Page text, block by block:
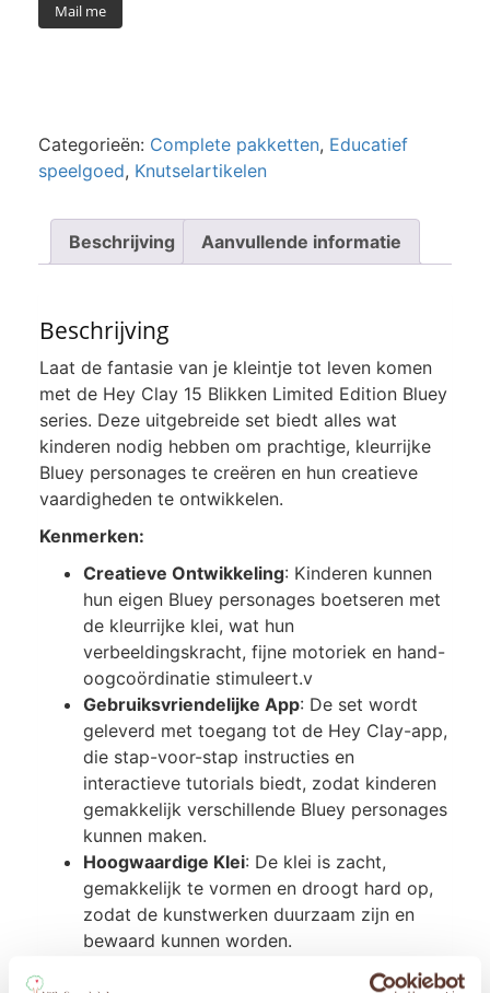
Mail me
Categorieën: Complete pakketten, Educatief
speelgoed, Knutselartikelen
Beschrijving Aanvullende informatie
Beschrijving
Laat de fantasie van je kleintje tot leven komen
met de Hey Clay 15 Blikken Limited Edition Bluey
series. Deze uitgebreide set biedt alles wat
kinderen nodig hebben om prachtige, kleurrijke
Bluey personages te creëren en hun creatieve
vaardigheden te ontwikkelen.
Kenmerken:
Creatieve Ontwikkeling: Kinderen kunnen
hun eigen Bluey personages boetseren met
de kleurrijke klei, wat hun
verbeeldingskracht, fijne motoriek en hand-
oogcoördinatie stimuleert.v
Gebruiksvriendelijke App: De set wordt
geleverd met toegang tot de Hey Clay-app,
die stap-voor-stap instructies en
interactieve tutorials biedt, zodat kinderen
gemakkelijk verschillende Bluey personages
kunnen maken.
Hoogwaardige Klei: De klei is zacht,
gemakkelijk te vormen en droogt hard op,
zodat de kunstwerken duurzaam zijn en
bewaard kunnen worden.